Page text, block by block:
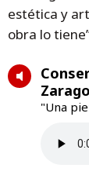
estética y
obra lo
"Una